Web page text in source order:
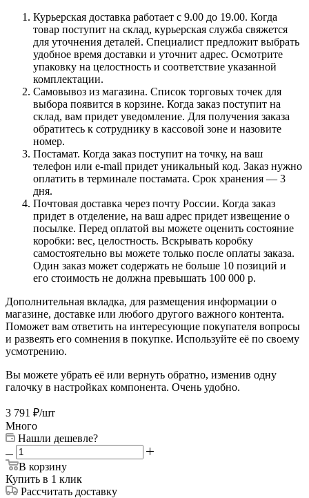
Курьерская доставка работает с 9.00 до 19.00. Когда
товар поступит на склад, курьерская служба свяжется
для уточнения деталей. Специалист предложит выбрать
удобное время доставки и уточнит адрес. Осмотрите
упаковку на целостность и соответствие указанной
комплектации.
Самовывоз из магазина. Список торговых точек для
выбора появится в корзине. Когда заказ поступит на
склад, вам придет уведомление. Для получения заказа
обратитесь к сотруднику в кассовой зоне и назовите
номер.
Постамат. Когда заказ поступит на точку, на ваш
телефон или e-mail придет уникальный код. Заказ нужно
оплатить в терминале постамата. Срок хранения — 3
дня.
Почтовая доставка через почту России. Когда заказ
придет в отделение, на ваш адрес придет извещение о
посылке. Перед оплатой вы можете оценить состояние
коробки: вес, целостность. Вскрывать коробку
самостоятельно вы можете только после оплаты заказа.
Один заказ может содержать не больше 10 позиций и
его стоимость не должна превышать 100 000 р.
Дополнительная вкладка, для размещения информации о
магазине, доставке или любого другого важного контента.
Поможет вам ответить на интересующие покупателя вопросы
и развеять его сомнения в покупке. Используйте её по своему
усмотрению.
Вы можете убрать её или вернуть обратно, изменив одну
галочку в настройках компонента. Очень удобно.
3 791 ₽/шт
Много
Нашли дешевле?
В корзину
Купить в 1 клик
Рассчитать доставку